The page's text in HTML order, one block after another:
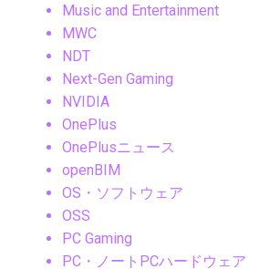
Music and Entertainment
MWC
NDT
Next-Gen Gaming
NVIDIA
OnePlus
OnePlusニュース
openBIM
OS・ソフトウェア
OSS
PC Gaming
PC・ノートPCハードウェア